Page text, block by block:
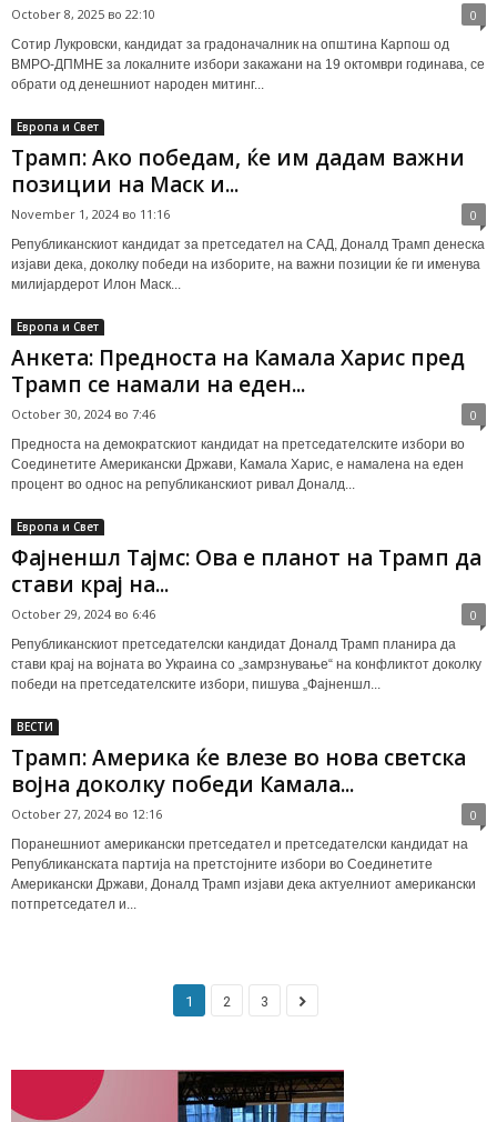
October 8, 2025 во 22:10 0
Сотир Лукровски, кандидат за градоначалник на општина Карпош од
ВМРО-ДПМНЕ за локалните избори закажани на 19 октомври годинава, се
обрати од денешниот народен митинг...
Европа и Свет
Трамп: Ако победам, ќе им дадам важни
позиции на Маск и...
November 1, 2024 во 11:16 0
Републиканскиот кандидат за претседател на САД, Доналд Трамп денеска
изјави дека, доколку победи на изборите, на важни позиции ќе ги именува
милијардерот Илон Маск...
Европа и Свет
Анкета: Предноста на Камала Харис пред
Трамп се намали на еден...
October 30, 2024 во 7:46 0
Предноста на демократскиот кандидат на претседателските избори во
Соединетите Американски Држави, Камала Харис, е намалена на еден
процент во однос на републиканскиот ривал Доналд...
Европа и Свет
Фајненшл Тајмс: Ова е планот на Трамп да
стави крај на...
October 29, 2024 во 6:46 0
Републиканскиот претседателски кандидат Доналд Трамп планира да
стави крај на војната во Украина со „замрзнување“ на конфликтот доколку
победи на претседателските избори, пишува „Фајненшл...
ВЕСТИ
Трамп: Америка ќе влезе во нова светска
војна доколку победи Камала...
October 27, 2024 во 12:16 0
Поранешниот американски претседател и претседателски кандидат на
Републиканската партија на претстојните избори во Соединетите
Американски Држави, Доналд Трамп изјави дека актуелниот американски
потпретседател и...
1 2 3